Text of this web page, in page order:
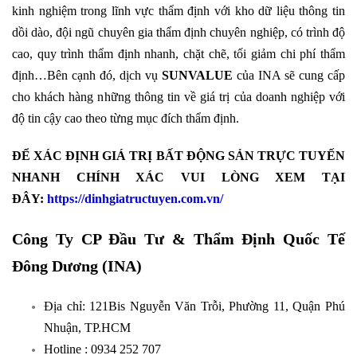
kinh nghiệm trong lĩnh vực thẩm định với kho dữ liệu thông tin
dồi dào, đội ngũ chuyên gia thẩm định chuyên nghiệp, có trình độ
cao, quy trình thẩm định nhanh, chặt chẽ, tối giảm chi phí thẩm
định…Bên cạnh đó, dịch vụ SUNVALUE của INA sẽ cung cấp
cho khách hàng những thông tin về giá trị của doanh nghiệp với
độ tin cậy cao theo từng mục đích thẩm định.
ĐỂ XÁC ĐỊNH GIÁ TRỊ BẤT ĐỘNG SẢN TRỰC TUYẾN
NHANH CHÍNH XÁC VUI LÒNG XEM TẠI
ĐÂY: https://dinhgiatructuyen.com.vn/
Công Ty CP Đầu Tư & Thẩm Định Quốc Tế
Đông Dương (INA)
Địa chỉ: 121Bis Nguyễn Văn Trỗi, Phường 11, Quận Phú
Nhuận, TP.HCM
Hotline : 0934 252 707